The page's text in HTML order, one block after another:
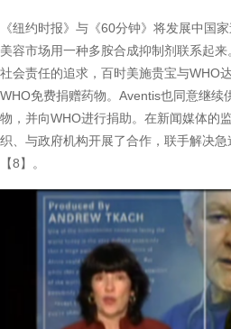
《纽约时报》与《60分钟》将发展中国
美容市场用一种多胺合成抑制剂联系起
社会责任的追求，百时美施贵宝与WHO
WHO免费捐赠药物。Aventis也同意继续
物，并向WHO进行捐助。在新闻媒体的
织、与政府机构开展了合作，联手解决急
【8】。